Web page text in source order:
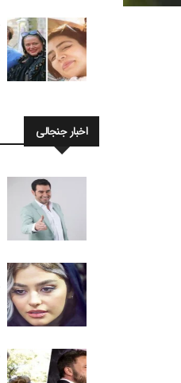
اخبار جنجالی